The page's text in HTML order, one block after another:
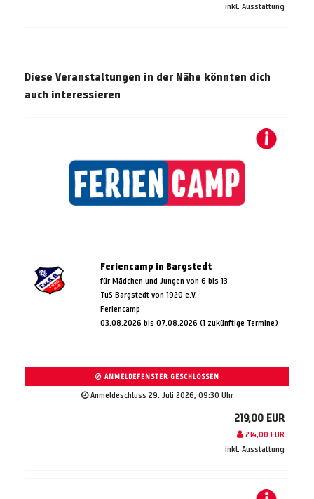
inkl. Ausstattung
Diese Veranstaltungen in der Nähe könnten dich
auch interessieren
Feriencamp in Bargstedt
für Mädchen und Jungen von 6 bis 13
TuS Bargstedt von 1920 e.V.
Feriencamp
03.08.2026 bis 07.08.2026 (1 zukünftige Termine)
ANMELDEFENSTER GESCHLOSSEN
Anmeldeschluss 29. Juli 2026, 09:30 Uhr
219,00 EUR
214,00 EUR
inkl. Ausstattung